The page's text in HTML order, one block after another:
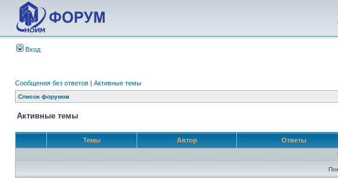
Вход
Сообщения без ответов | Активные темы
Список форумов
Активные темы
Темы Автор Ответы